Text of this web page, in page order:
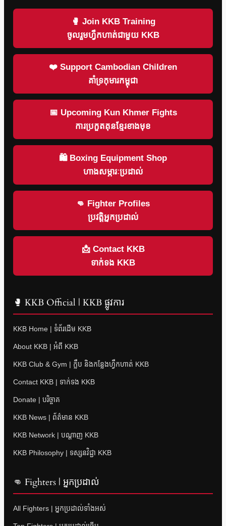
🥊 Join KKB Training
ចូលរួមហ្វឹកហាត់ជាមួយ KKB
❤️ Support Cambodian Children
គាំទ្រកុមារកម្ពុជា
📅 Upcoming Kun Khmer Fights
ការប្រកួតគុនខ្មែរខាងមុខ
🛍 Boxing Equipment Shop
ហាងសម្ភារៈប្រដាល់
👊 Fighter Profiles
ប្រវត្តិអ្នកប្រដាល់
📩 Contact KKB
ទាក់ទង KKB
🥊 KKB Official | KKB ផ្លូវការ
KKB Home | ទំព័រដើម KKB
About KKB | អំពី KKB
KKB Club & Gym | ក្លឹប និងកន្លែងហ្វឹកហាត់ KKB
Contact KKB | ទាក់ទង KKB
Donate | បរិច្ចាគ
KKB News | ព័ត៌មាន KKB
KKB Network | បណ្តាញ KKB
KKB Philosophy | ទស្សនវិជ្ជា KKB
👊 Fighters | អ្នកប្រដាល់
All Fighters | អ្នកប្រដាល់ទាំងអស់